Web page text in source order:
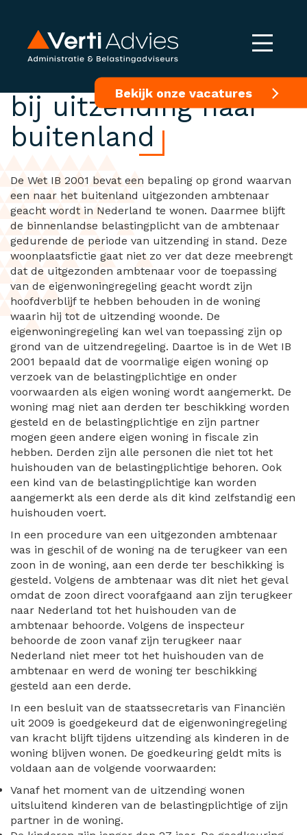
Bekijk onze vacatures
Eigenwoningregeling
bij uitzending naar
buitenland
De Wet IB 2001 bevat een bepaling op grond waarvan
een naar het buitenland uitgezonden ambtenaar
geacht wordt in Nederland te wonen. Daarmee blijft
de binnenlandse belastingplicht van de ambtenaar
gedurende de periode van uitzending in stand. Deze
woonplaatsfictie gaat niet zo ver dat deze meebrengt
dat de uitgezonden ambtenaar voor de toepassing
van de eigenwoningregeling geacht wordt zijn
hoofdverblijf te hebben behouden in de woning
waarin hij tot de uitzending woonde. De
eigenwoningregeling kan wel van toepassing zijn op
grond van de uitzendregeling. Daartoe is in de Wet IB
2001 bepaald dat de voormalige eigen woning op
verzoek van de belastingplichtige en onder
voorwaarden als eigen woning wordt aangemerkt. De
woning mag niet aan derden ter beschikking worden
gesteld en de belastingplichtige en zijn partner
mogen geen andere eigen woning in fiscale zin
hebben. Derden zijn alle personen die niet tot het
huishouden van de belastingplichtige behoren. Ook
een kind van de belastingplichtige kan worden
aangemerkt als een derde als dit kind zelfstandig een
huishouden voert.
In een procedure van een uitgezonden ambtenaar
was in geschil of de woning na de terugkeer van een
zoon in de woning, aan een derde ter beschikking is
gesteld. Volgens de ambtenaar was dit niet het geval
omdat de zoon direct voorafgaand aan zijn terugkeer
naar Nederland tot het huishouden van de
ambtenaar behoorde. Volgens de inspecteur
behoorde de zoon vanaf zijn terugkeer naar
Nederland niet meer tot het huishouden van de
ambtenaar en werd de woning ter beschikking
gesteld aan een derde.
In een besluit van de staatssecretaris van Financiën
uit 2009 is goedgekeurd dat de eigenwoningregeling
van kracht blijft tijdens uitzending als kinderen in de
woning blijven wonen. De goedkeuring geldt mits is
voldaan aan de volgende voorwaarden:
Vanaf het moment van de uitzending wonen
uitsluitend kinderen van de belastingplichtige of zijn
partner in de woning.